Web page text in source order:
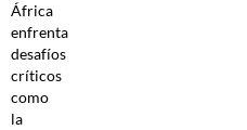
África
enfrenta
desafíos
críticos
como
la